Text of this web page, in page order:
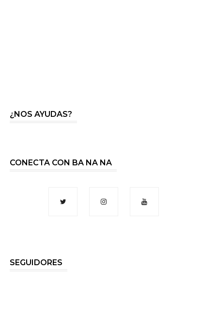
¿NOS AYUDAS?
CONECTA CON BA NA NA
SEGUIDORES